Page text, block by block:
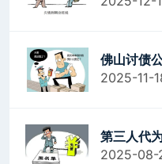
佛山讨债
2025-11-
第三人代
2025-08-